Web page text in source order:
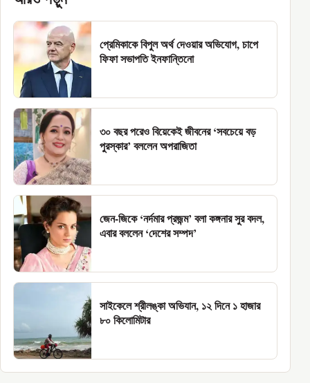
প্রেমিকাকে বিপুল অর্থ দেওয়ার অভিযোগ, চাপে
ফিফা সভাপতি ইনফান্তিনো
৩০ বছর পরেও বিয়েকেই জীবনের ‘সবচেয়ে বড়
পুরস্কার’ বললেন অপরাজিতা
জেন-জিকে ‘নর্দমার প্রজন্ম’ বলা কঙ্গনার সুর বদল,
এবার বললেন ‘দেশের সম্পদ’
সাইকেলে শ্রীলঙ্কা অভিযান, ১২ দিনে ১ হাজার
৮০ কিলোমিটার